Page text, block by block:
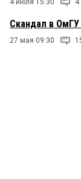
4 июля 15:30 4
Скандал в
27 мая 09:30